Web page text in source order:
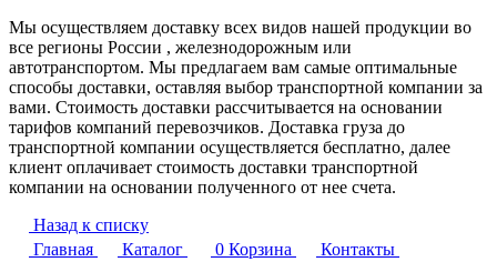
Мы осуществляем доставку всех видов нашей продукции во
все регионы России , железнодорожным или
автотранспортом. Мы предлагаем вам самые оптимальные
способы доставки, оставляя выбор транспортной компании за
вами. Стоимость доставки рассчитывается на основании
тарифов компаний перевозчиков. Доставка груза до
транспортной компании осуществляется бесплатно, далее
клиент оплачивает стоимость доставки транспортной
компании на основании полученного от нее счета.
Назад к списку
Главная
Каталог 0 Корзина
Контакты